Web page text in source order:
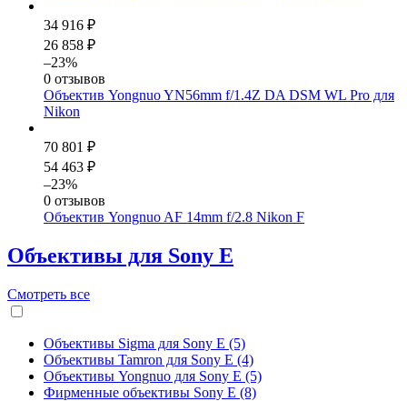
34 916 ₽
26 858 ₽
–23%
0 отзывов
Объектив Yongnuo YN56mm f/1.4Z DA DSM WL Pro для
Nikon
70 801 ₽
54 463 ₽
–23%
0 отзывов
Объектив Yongnuo AF 14mm f/2.8 Nikon F
Объективы для Sony E
Смотреть все
Объективы Sigma для Sony E (5)
Объективы Tamron для Sony E (4)
Объективы Yongnuo для Sony E (5)
Фирменные объективы Sony E (8)